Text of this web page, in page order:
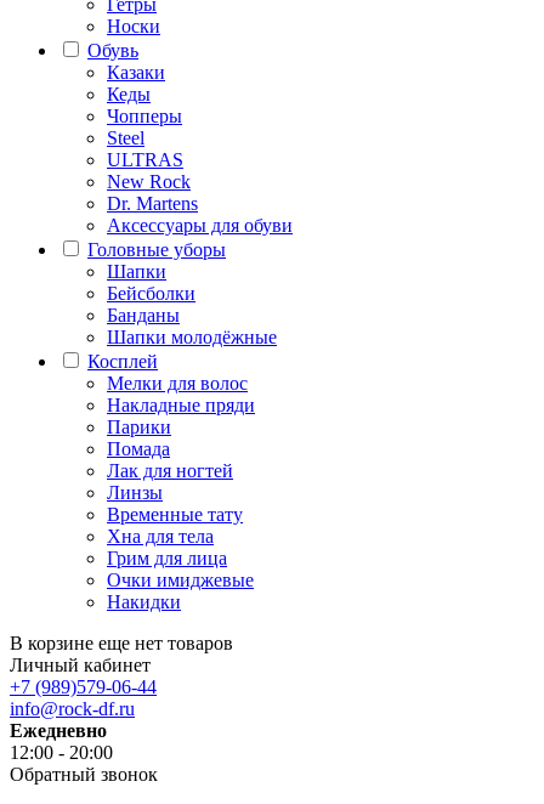
Гетры
Носки
Обувь
Казаки
Кеды
Чопперы
Steel
ULTRAS
New Rock
Dr. Martens
Аксессуары для обуви
Головные уборы
Шапки
Бейсболки
Банданы
Шапки молодёжные
Косплей
Мелки для волос
Накладные пряди
Парики
Помада
Лак для ногтей
Линзы
Временные тату
Хна для тела
Грим для лица
Очки имиджевые
Накидки
В корзине еще нет товаров
Личный кабинет
+7 (989)579-06-44
info@rock-df.ru
Ежедневно
12:00 - 20:00
Обратный звонок